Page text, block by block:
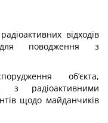
відходів
поводження з
об’єкта,
з радіоактивними
щодо майданчиків